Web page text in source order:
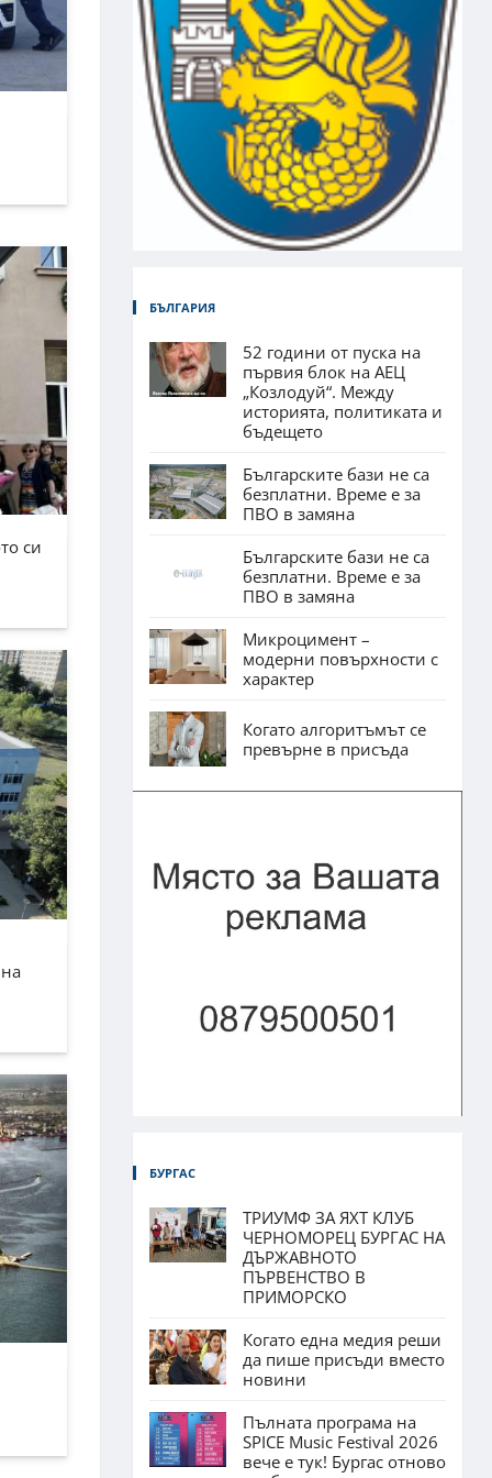
си
БЪЛГАРИЯ
52 години от пуска на
първия блок на АЕЦ
„Козлодуй“. Между
историята, политиката и
бъдещето
Българските бази не са
безплатни. Време е за
ПВО в замяна
Българските бази не са
безплатни. Време е за
ПВО в замяна
Микроцимент –
модерни повърхности с
характер
Когато алгоритъмът се
превърне в присъда
БУРГАС
ТРИУМФ ЗА ЯХТ КЛУБ
ЧЕРНОМОРЕЦ БУРГАС НА
ДЪРЖАВНОТО
ПЪРВЕНСТВО В
ПРИМОРСКО
Когато една медия реши
да пише присъди вместо
новини
Пълната програма на
SPICE Music Festival 2026
вече е тук! Бургас отново